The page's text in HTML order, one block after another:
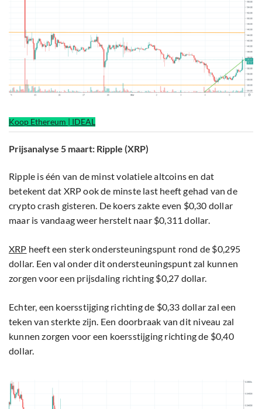
Koop Ethereum | IDEAL
Prijsanalyse 5 maart: Ripple (XRP)
Ripple is één van de minst volatiele altcoins en dat
betekent dat XRP ook de minste last heeft gehad van de
crypto crash gisteren. De koers zakte even $0,30 dollar
maar is vandaag weer herstelt naar $0,311 dollar.
XRP heeft een sterk ondersteuningspunt rond de $0,295
dollar. Een val onder dit ondersteuningspunt zal kunnen
zorgen voor een prijsdaling richting $0,27 dollar.
Echter, een koersstijging richting de $0,33 dollar zal een
teken van sterkte zijn. Een doorbraak van dit niveau zal
kunnen zorgen voor een koersstijging richting de $0,40
dollar.